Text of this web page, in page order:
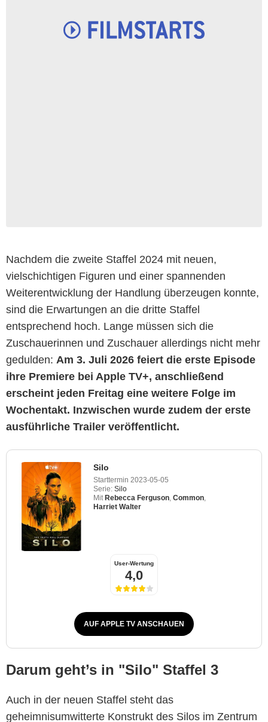
Nachdem die zweite Staffel 2024 mit neuen,
vielschichtigen Figuren und einer spannenden
Weiterentwicklung der Handlung überzeugen konnte,
sind die Erwartungen an die dritte Staffel
entsprechend hoch. Lange müssen sich die
Zuschauerinnen und Zuschauer allerdings nicht mehr
gedulden: Am 3. Juli 2026 feiert die erste Episode
ihre Premiere bei Apple TV+, anschließend
erscheint jeden Freitag eine weitere Folge im
Wochentakt. Inzwischen wurde zudem der erste
ausführliche Trailer veröffentlicht.
Silo
Starttermin 2023-05-05
Serie: Silo
Mit Rebecca Ferguson Common
Harriet Walter
User-Wertung
4,0
AUF APPLE TV ANSCHAUEN
Darum geht’s in "Silo" Staffel 3
Auch in der neuen Staffel steht das
geheimnisumwitterte Konstrukt des Silos im Zentrum